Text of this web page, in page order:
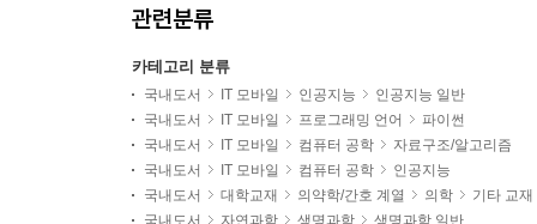
관련분류
카테고리 분류
국내도서 IT 모바일 인공지능
인공지능 일반
국내도서
IT 모바일 프로그래밍 언어
파이썬
국내도서
IT 모바일 컴퓨터 공학
자료구조/알고리즘
국내도서
IT 모바일 컴퓨터 공학
인공지능
국내도서
대학교재 의약학/간호 계열 의학
기타 교재
국내도서
자연과학 생명과학 생명과학 일반